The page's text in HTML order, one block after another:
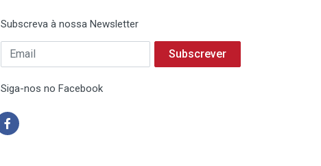
Subscreva à nossa Newsletter
Subscrever
Siga-nos no Facebook